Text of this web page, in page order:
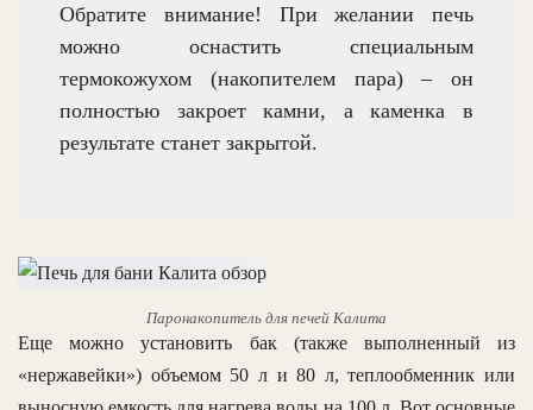
Обратите внимание! При желании печь
можно оснастить специальным
термокожухом (накопителем пара) – он
полностью закроет камни, а каменка в
результате станет закрытой.
Паронакопитель для печей Калита
Еще можно установить бак (также выполненный из
«нержавейки») объемом 50 л и 80 л, теплообменник или